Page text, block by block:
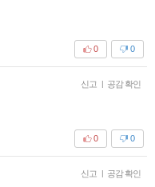
0
0
신고 | 공감 확인
0
0
신고 | 공감 확인